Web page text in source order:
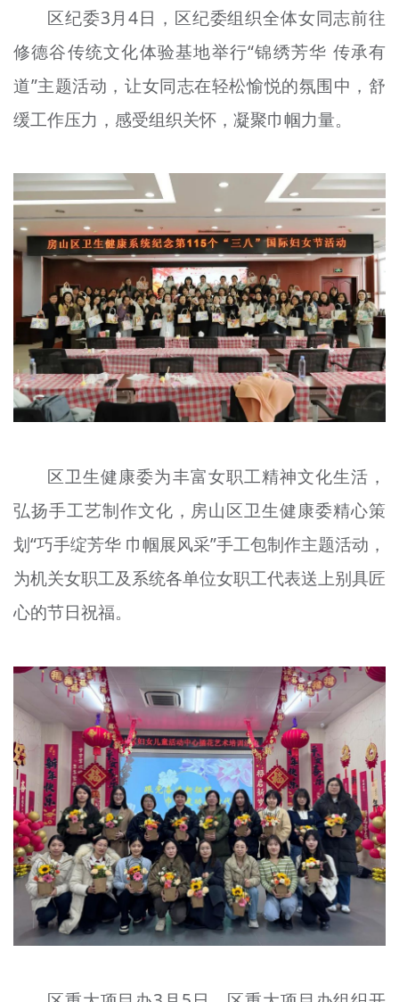
区纪委3月4日，区纪委组织全体女同志前往
修德谷传统文化体验基地举行“锦绣芳华 传承有
道”主题活动，让女同志在轻松愉悦的氛围中，舒
缓工作压力，感受组织关怀，凝聚巾帼力量。
区卫生健康委为丰富女职工精神文化生活，
弘扬手工艺制作文化，房山区卫生健康委精心策
划“巧手绽芳华 巾帼展风采”手工包制作主题活动，
为机关女职工及系统各单位女职工代表送上别具匠
心的节日祝福。